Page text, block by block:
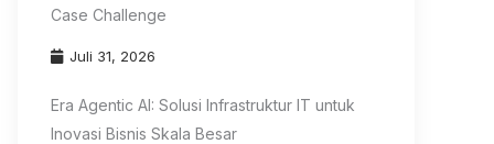
Case Challenge
Juli 31, 2026
Era Agentic AI: Solusi Infrastruktur IT untuk
Inovasi Bisnis Skala Besar